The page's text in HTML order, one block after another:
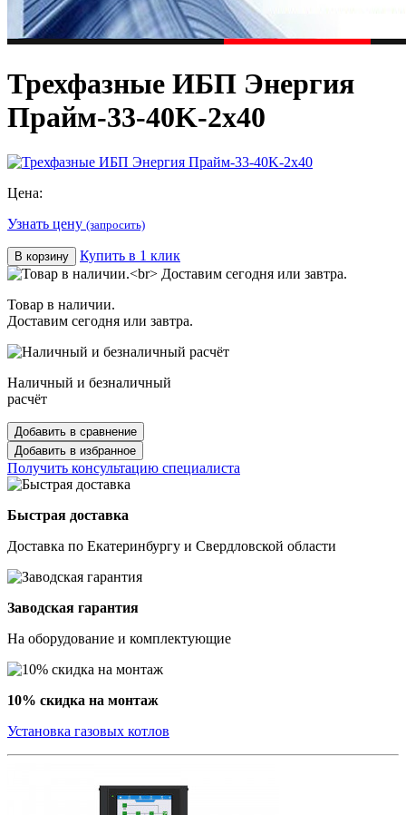
Трехфазные ИБП Энергия
Прайм-33-40K-2х40
Цена:
Узнать цену (запросить)
В корзину Купить в 1 клик
Товар в наличии.
Доставим сегодня или завтра.
Наличный и безналичный
расчёт
Добавить в сравнение
Добавить в избранное
Получить консультацию специалиста
Быстрая доставка
Доставка по Екатеринбургу и Свердловской области
Заводская гарантия
На оборудование и комплектующие
10% скидка на монтаж
Установка газовых котлов